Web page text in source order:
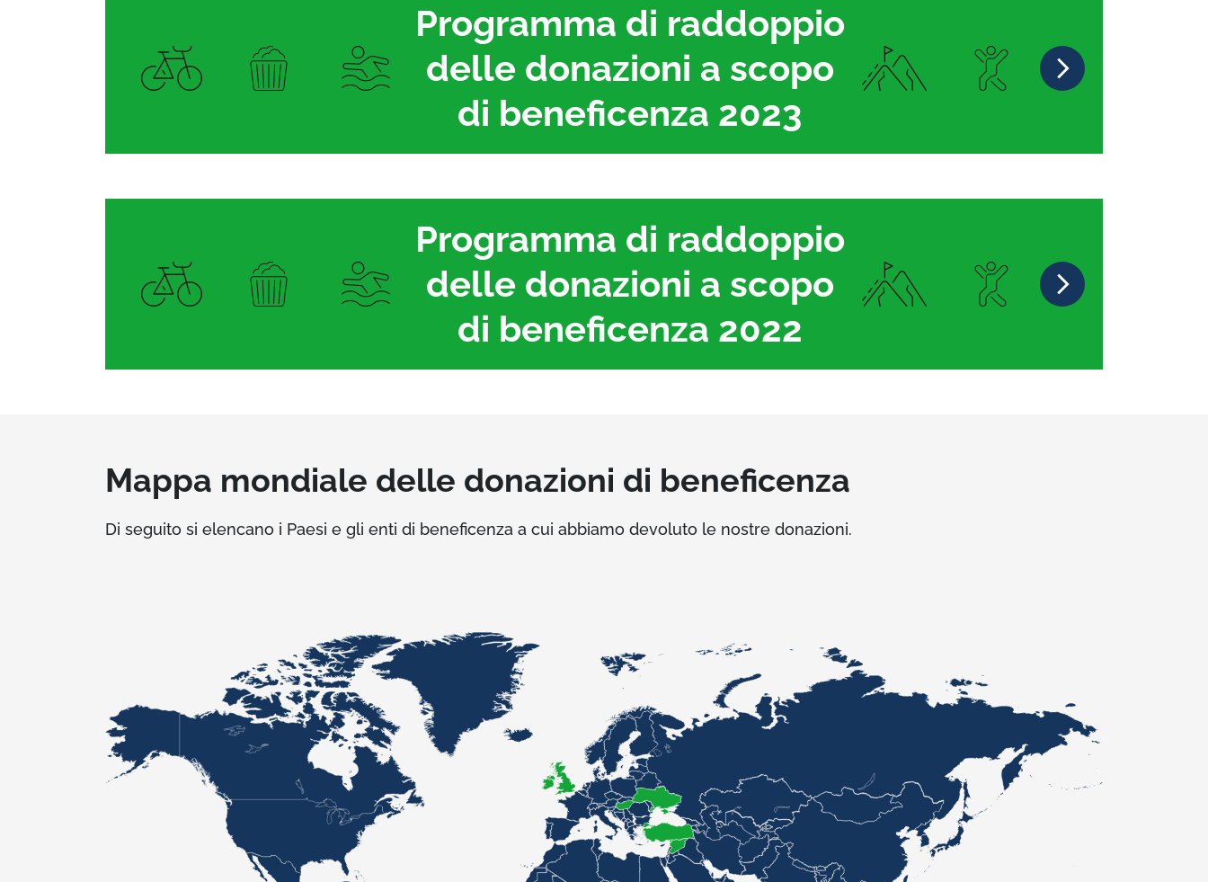
Programma di raddoppio
delle donazioni a scopo
di beneficenza 2023
Programma di raddoppio
delle donazioni a scopo
di beneficenza 2022
Mappa mondiale delle donazioni di beneficenza
Di seguito si elencano i Paesi e gli enti di beneficenza a cui abbiamo devoluto le nostre donazioni.